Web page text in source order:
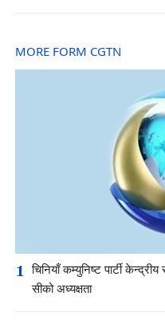
MORE FORM CGTN
1 चिनियाँ कम्युनिष्ट पार्टी
सीको अध्यक्षता